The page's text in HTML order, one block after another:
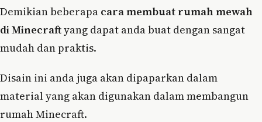
Demikian beberapa cara membuat rumah mewah
di Minecraftyang dapat anda buat dengan sangat
mudah dan praktis.
Disain ini anda juga akan dipaparkan dalam
material yang akan digunakan dalam membangun
rumah Minecraft.